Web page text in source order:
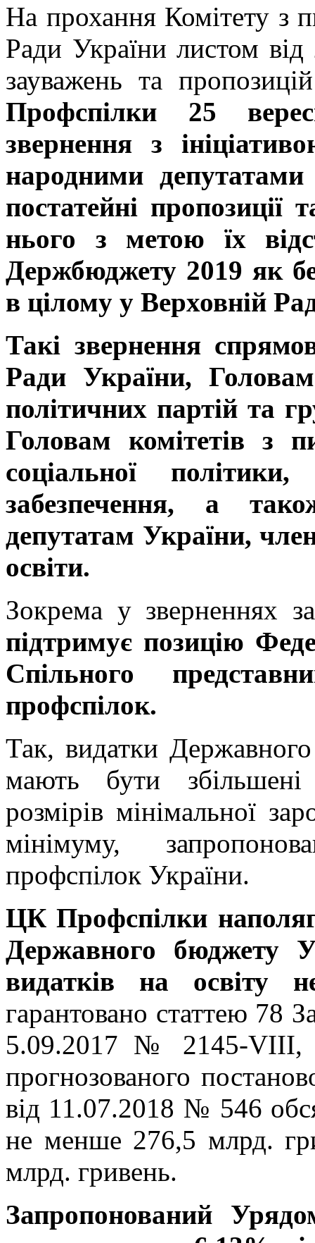
На прохання Комітету з
Ради України листом
зауважень та
Профспілки 25
звернення з
народними
постатейні
нього з метою їх
Держбюджету 2019 як
в цілому у Верховній
Такі звернення
Ради України,
політичних партій та
Головам комітетів з
соціальної
забезпечення, а
депутатам України,
освіти.
Зокрема у зверненнях
підтримує позицію
Спільного
профспілок.
Так, видатки
мають бути
розмірів мінімальної
мінімуму,
профспілок України.
ЦК Профспілки
Державного бюджету
видатків на
гарантовано статтею 78
5.09.2017 № 2145-VІІІ,
прогнозованого
від 11.07.2018 № 546
не менше 276,5 млрд.
млрд. гривень.
Запропонований